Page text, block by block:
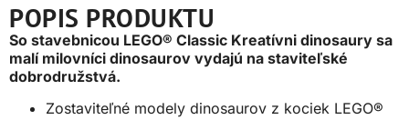
POPIS PRODUKTU
So stavebnicou LEGO® Classic Kreatívni dinosaury sa
malí milovníci dinosaurov vydajú na staviteľské
dobrodružstvá.
Zostaviteľné modely dinosaurov z kociek LEGO®